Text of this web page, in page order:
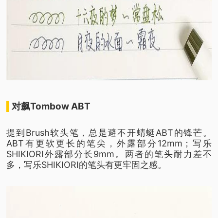
对飙Tombow ABT
提到Brush软头笔，总是避不开蜻蜓ABT的锋芒。
ABT有更软更长的笔尖，外露部分12mm；写乐
SHIKIORI外露部分长9mm。两者的笔头耐力差不
多，写乐SHIKIORI的笔头有更牢固之感。